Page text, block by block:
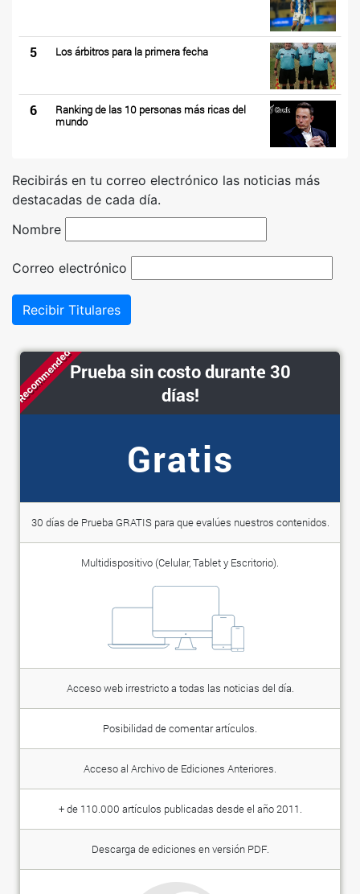
5 Los árbitros para la primera fecha
6
Ranking de las 10 personas más ricas del
mundo
Recibirás en tu correo electrónico las noticias más
destacadas de cada día.
Nombre
Correo electrónico
Recibir Titulares
RecommendedPrueba sin costo durante 30
días!
Gratis
30 días de Prueba GRATIS para que evalúes nuestros contenidos.
Multidispositivo (Celular, Tablet y Escritorio).
Acceso web irrestricto a todas las noticias del día.
Posibilidad de comentar artículos.
Acceso al Archivo de Ediciones Anteriores.
+ de 110.000 artículos publicadas desde el año 2011.
Descarga de ediciones en versión PDF.